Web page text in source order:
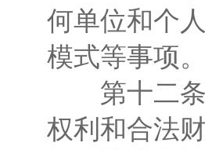
何单位和个
模式等事项。
第十二条
权利和合法